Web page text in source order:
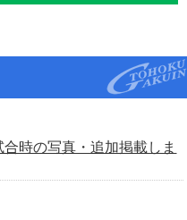
時の写真・追加掲載しま